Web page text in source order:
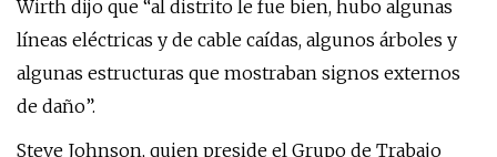
Wirth dijo que “al distrito le fue bien, hubo algunas
líneas eléctricas y de cable caídas, algunos árboles y
algunas estructuras que mostraban signos externos
de daño”.
Steve Johnson, quien preside el Grupo de Trabajo